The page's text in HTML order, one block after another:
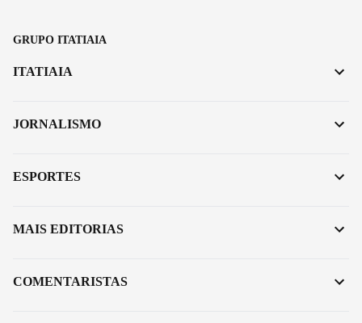
GRUPO ITATIAIA
ITATIAIA
JORNALISMO
ESPORTES
MAIS EDITORIAS
COMENTARISTAS